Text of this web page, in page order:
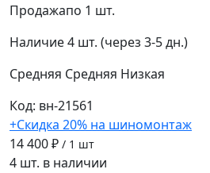
Продажапо 1 шт.
Наличие4 шт. (через 3-5 дн.)
Средняя Средняя Низкая
Код: вн-21561
+Скидка 20% на шиномонтаж
14 400 ₽ / 1 шт
4 шт. в наличии